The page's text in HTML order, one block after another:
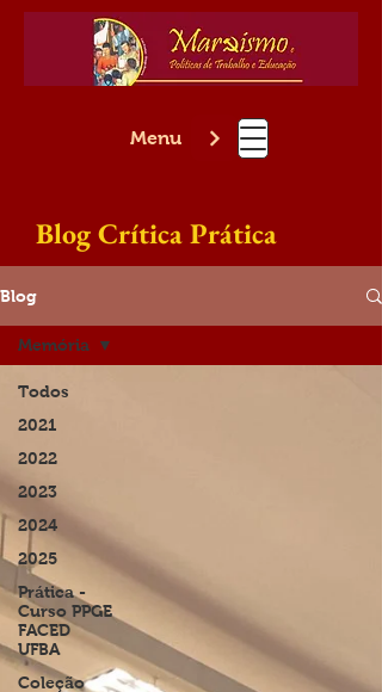
Menu
Blog Crítica Prática
Blog
Todos
2021
2022
2023
2024
2025
Prática -
Curso PPGE
FACED
UFBA
Coleção
Memória